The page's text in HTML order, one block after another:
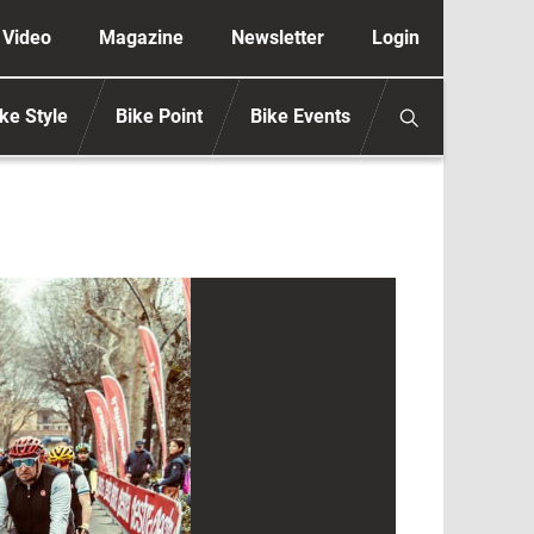
secondaria anonimo
Video Magazine Newsletter Login
Style Bike Point Bike Events